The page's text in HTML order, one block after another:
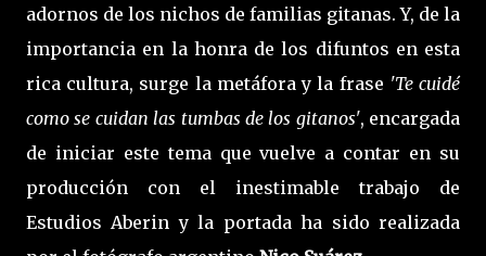
adornos de los nichos de familias gitanas. Y, de la
importancia en la honra de los difuntos en esta
rica cultura, surge la metáfora y la frase 'Te cuidé
como se cuidan las tumbas de los gitanos', encargada
de iniciar este tema que vuelve a contar en su
producción con el inestimable trabajo de
Estudios Aberin y la portada ha sido realizada